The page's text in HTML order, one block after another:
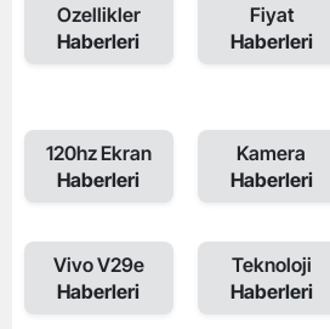
Ozellikler
Haberleri
Fiyat
Haberleri
120hz Ekran
Haberleri
Kamera
Haberleri
Vivo V29e
Haberleri
Teknoloji
Haberleri